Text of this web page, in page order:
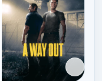
برای افزودن وارد شوید